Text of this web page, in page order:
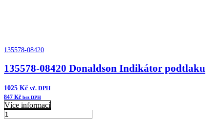
135578-08420
135578-08420 Donaldson Indikátor podtlaku
1025 Kč vč. DPH
847 Kč bez DPH
Více informací
135578-